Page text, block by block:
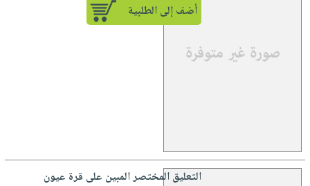
أضف إلى الطلبية
التعليق المختصر المبين على قرة عيون